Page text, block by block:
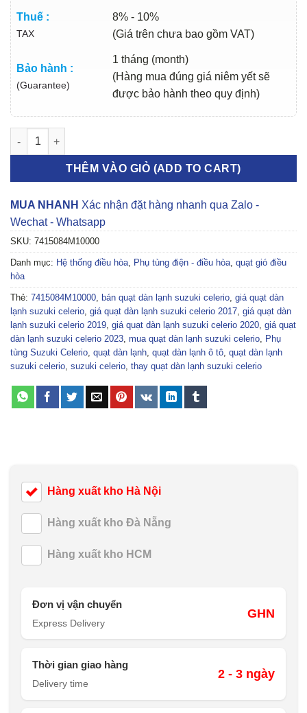
Thuế :
TAX
8% - 10%
(Giá trên chưa bao gồm VAT)
Bảo hành :
(Guarantee)
1 tháng (month)
(Hàng mua đúng giá niêm yết sẽ
được bảo hành theo quy định)
QUẠT DÀN LẠNH SUZUKI CELERIO 2017-2023 |
THÊM VÀO GIỎ (ADD TO CART)
MUA NHANH Xác nhận đặt hàng nhanh qua Zalo -
Wechat - Whatsapp
SKU: 7415084M10000
Danh mục: Hệ thống điều hòa, Phụ tùng điện - điều hòa, quạt gió điều
hòa
Thẻ: 7415084M10000, bán quạt dàn lạnh suzuki celerio, giá quạt dàn
lạnh suzuki celerio, giá quạt dàn lạnh suzuki celerio 2017, giá quạt dàn
lạnh suzuki celerio 2019, giá quạt dàn lạnh suzuki celerio 2020, giá quạt
dàn lạnh suzuki celerio 2023, mua quạt dàn lạnh suzuki celerio, Phụ
tùng Suzuki Celerio, quạt dàn lạnh, quạt dàn lạnh ô tô, quạt dàn lạnh
suzuki celerio, suzuki celerio, thay quạt dàn lạnh suzuki celerio
Hàng xuất kho Hà Nội
Hàng xuất kho Đà Nẵng
Hàng xuất kho HCM
Đơn vị vận chuyển
Express Delivery
GHN
Thời gian giao hàng
Delivery time
2 - 3 ngày